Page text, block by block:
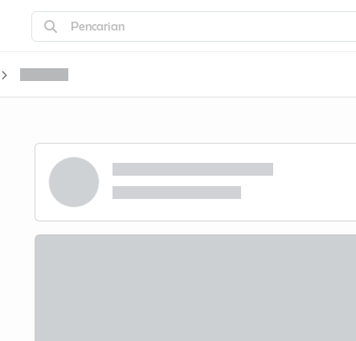
Pencarian